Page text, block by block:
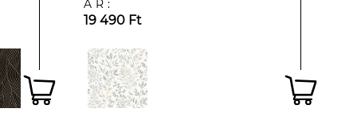
ÁR:
19 490 Ft